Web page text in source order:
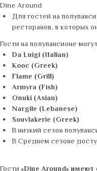
Dine Around
Для гостей на
ресторанов, в которых
Гости на полупансионе
Da Luigi (Italian)
Kooc (Greek)
Flame (Grill)
Armyra (Fish)
Onuki (Asian)
Nargile (Lebanese)
Souvlakerie (Greek)
В низкий сезон
В Среднем сезоне